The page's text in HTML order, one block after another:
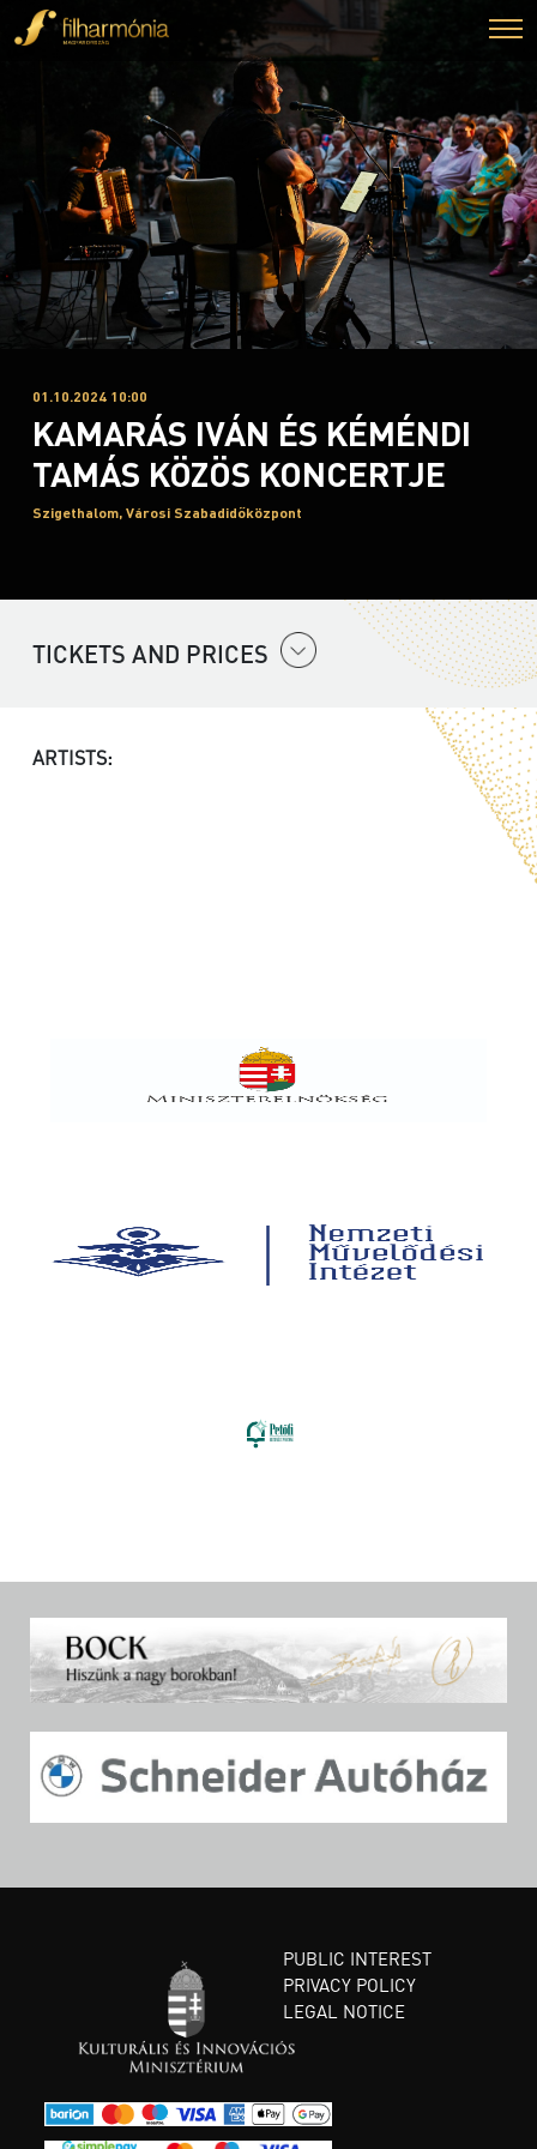
01.10.2024 10:00
KAMARÁS IVÁN ÉS KÉMÉNDI
TAMÁS KÖZÖS KONCERTJE
Szigethalom, Városi Szabadidőközpont
TICKETS AND PRICES
ARTISTS:
PUBLIC INTEREST
PRIVACY POLICY
LEGAL NOTICE